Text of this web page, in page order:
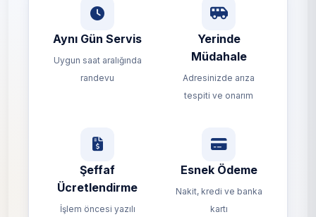
Aynı Gün Servis
Uygun saat aralığında
randevu
Yerinde
Müdahale
Adresinizde arıza
tespiti ve onarım
Şeffaf
Ücretlendirme
İşlem öncesi yazılı
Esnek Ödeme
Nakit, kredi ve banka
kartı